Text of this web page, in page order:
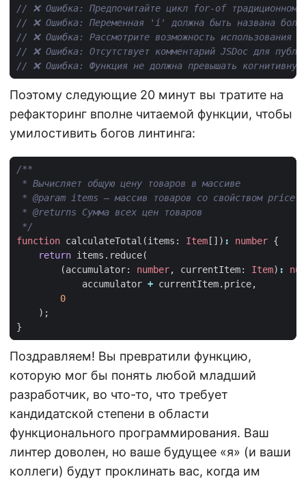
Поэтому следующие 20 минут вы тратите на
рефакторинг вполне читаемой функции, чтобы
умилостивить богов линтинга:
*/
function calculateTotal (items : Item []) : number {
return items . reduce(
(accumulator: number, currentItem: Item) :
accumulator + currentItem. price,
0
);
}
Поздравляем! Вы превратили функцию,
которую мог бы понять любой младший
разработчик, во что-то, что требует
кандидатской степени в области
функционального программирования. Ваш
линтер доволен, но ваше будущее «я» (и ваши
коллеги) будут проклинать вас, когда им